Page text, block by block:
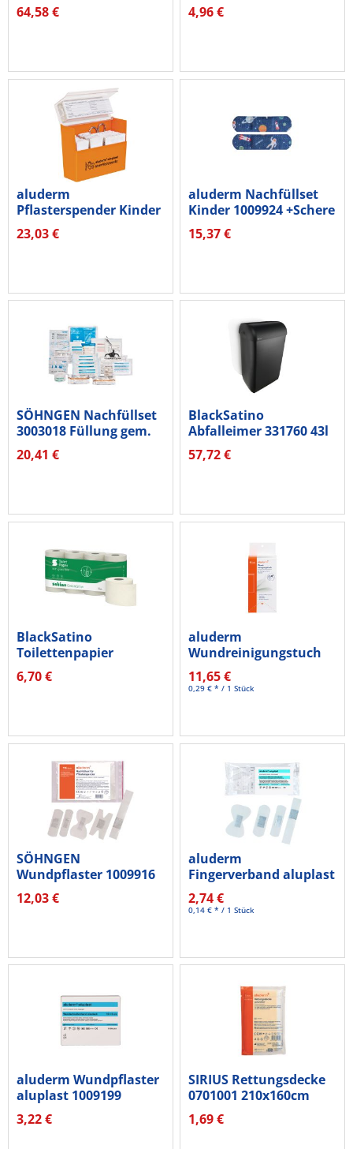
GreenGrow 314670...
64,58 €
DIN A5 quer kartoniert
4,96 €
aluderm
Pflasterspender Kinder
1009920...
23,03 €
aluderm Nachfüllset
Kinder 1009924 +Schere
15,37 €
SÖHNGEN Nachfüllset
3003018 Füllung gem.
DIN 13157
20,41 €
BlackSatino
Abfalleimer 331760 43l
sw
57,72 €
BlackSatino
Toilettenpapier
GreenGrow 3lg 250Bl...
6,70 €
aluderm
Wundreinigungstuch
40St
11,65 €
0,29 € * / 1 Stück
SÖHNGEN
Wundpflaster 1009916
Nachfüllset 115...
12,03 €
aluderm
Fingerverband aluplast
1009152 DIN...
2,74 €
0,14 € * / 1 Stück
aluderm Wundpflaster
aluplast 1009199
1mx6cm
3,22 €
SIRIUS Rettungsdecke
0701001 210x160cm
1,69 €